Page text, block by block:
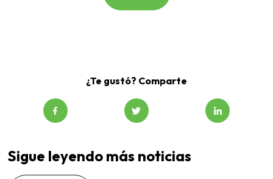
¿Te gustó? Comparte
Sigue leyendo más noticias